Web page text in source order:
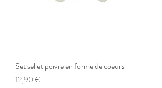
Set sel et poivre en forme de coeurs
Preis
12,90 €